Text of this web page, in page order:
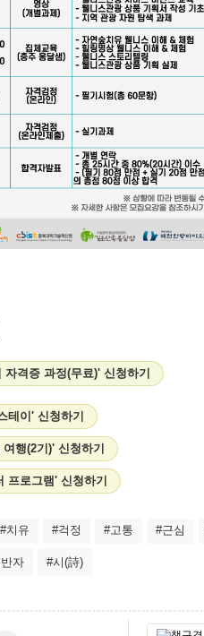
격증 과정(무료)' 신청하기
테이' 신청하기
행(2기)' 신청하기
프로그램' 신청하기
#치유 #걱정 #고통 #근심
자 #시(詩)